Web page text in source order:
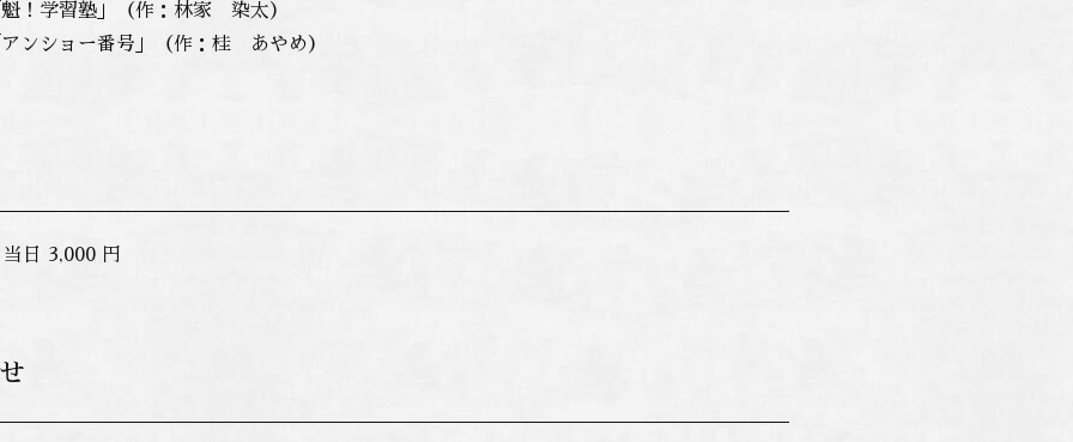
学習塾」（作：林家 染太）
ショー番号」（作：桂 あやめ）
日 3,000 円